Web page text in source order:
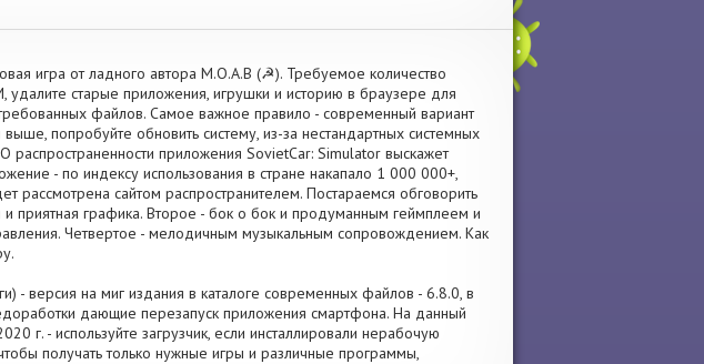
игра от ладного автора M.O.A.B (☭). Требуемое количество
удалите старые приложения, игрушки и историю в браузере для
файлов. Самое важное правило - современный вариант
попробуйте обновить систему, из-за нестандартных системных
распространенности приложения SovietCar: Simulator выскажет
- по индексу использования в стране накапало 1 000 000+,
рассмотрена сайтом распространителем. Постараемся обговорить
приятная графика. Второе - бок о бок и продуманным геймплеем и
Четвертое - мелодичным музыкальным сопровождением. Как
- версия на миг издания в каталоге современных файлов - 6.8.0, в
дающие перезапуск приложения смартфона. На данный
г. - используйте загрузчик, если инсталлировали нерабочую
получать только нужные игры и различные программы,